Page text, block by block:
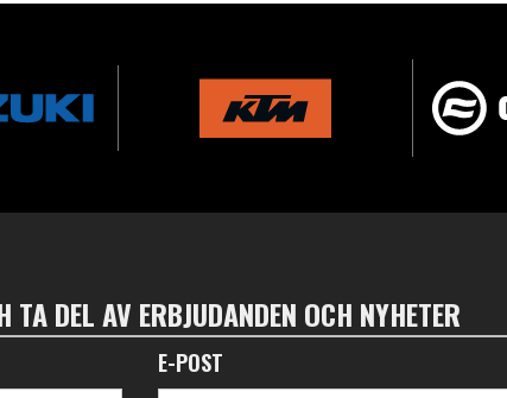
DEL AV ERBJUDANDEN OCH NYHETER
E-POST